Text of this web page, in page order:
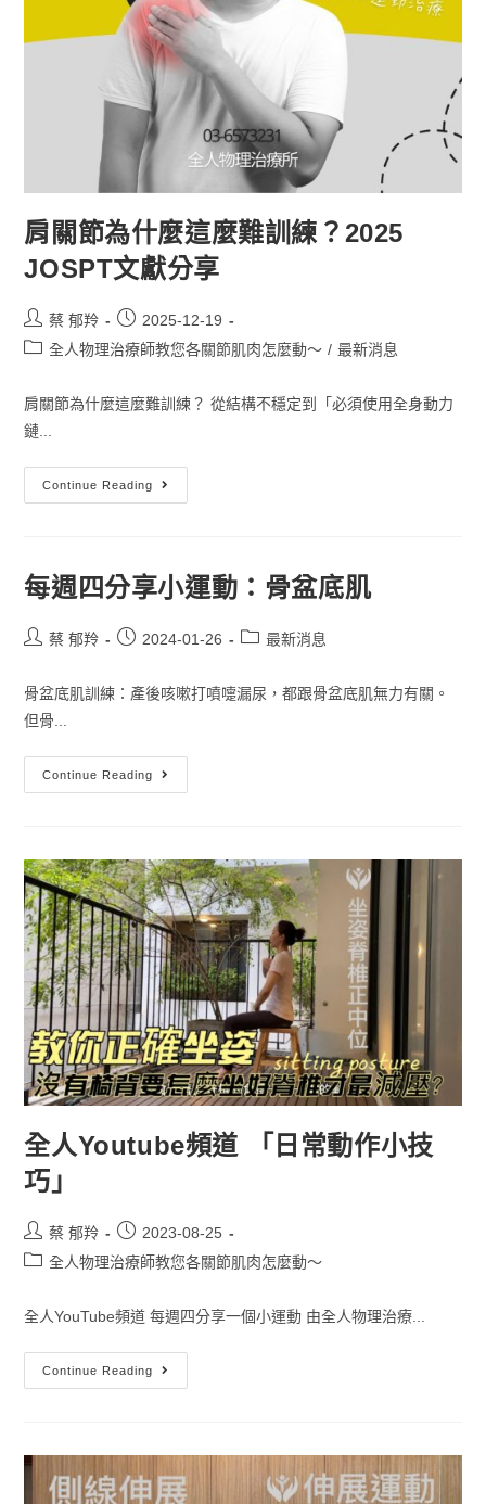
肩關節為什麼這麼難訓練？2025
JOSPT文獻分享
蔡 郁羚
2025-12-19
全人物理治療師教您各關節肌肉怎麼動～ / 最新消息
肩關節為什麼這麼難訓練？ 從結構不穩定到「必須使用全身動力
鏈...
Continue Reading
每週四分享小運動：骨盆底肌
蔡 郁羚 2024-01-26 最新消息
骨盆底肌訓練：產後咳嗽打噴嚏漏尿，都跟骨盆底肌無力有關。
但骨...
Continue Reading
全人Youtube頻道 「日常動作小技
巧」
蔡 郁羚
2023-08-25
全人物理治療師教您各關節肌肉怎麼動～
全人YouTube頻道 每週四分享一個小運動 由全人物理治療...
Continue Reading